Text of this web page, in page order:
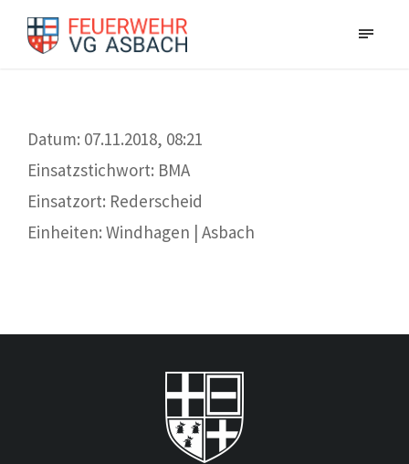
Datum: 07.11.2018, 08:21
Einsatzstichwort: BMA
Einsatzort: Rederscheid
Einheiten: Windhagen | Asbach